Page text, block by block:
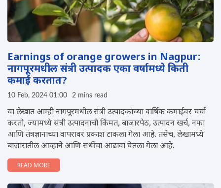
Earnings of orange growers in Nagpur:
नागपूरमधील संत्री उत्पादक एका वर्षामध्ये किती
कमाई करतात?
10 Feb, 2024 01:00 2 mins read
या लेखात आम्ही नागपूरमधील संत्री उत्पादकांच्या वार्षिक कमाईवर चर्चा
करतो, ज्यामध्ये संत्री उत्पादनाची किंमत, बाजारपेठ, उत्पादन खर्च, नफा
आणि तंत्रज्ञानाच्या वापरावर प्रकाश टाकला गेला आहे. तसेच, लेखामध्ये
बाजारातील आव्हाने आणि संधींचा आढावा घेतला गेला आहे.
READ MORE